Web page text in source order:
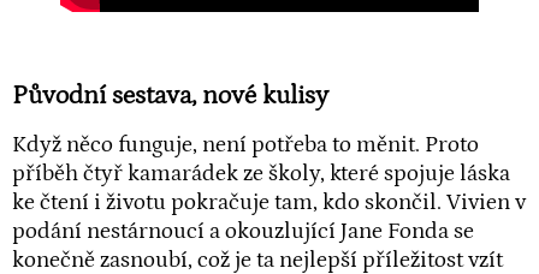
Původní sestava, nové kulisy
Když něco funguje, není potřeba to měnit. Proto
příběh čtyř kamarádek ze školy, které spojuje láska
ke čtení i životu pokračuje tam, kdo skončil. Vivien v
podání nestárnoucí a okouzlující Jane Fonda se
konečně zasnoubí, což je ta nejlepší příležitost vzít